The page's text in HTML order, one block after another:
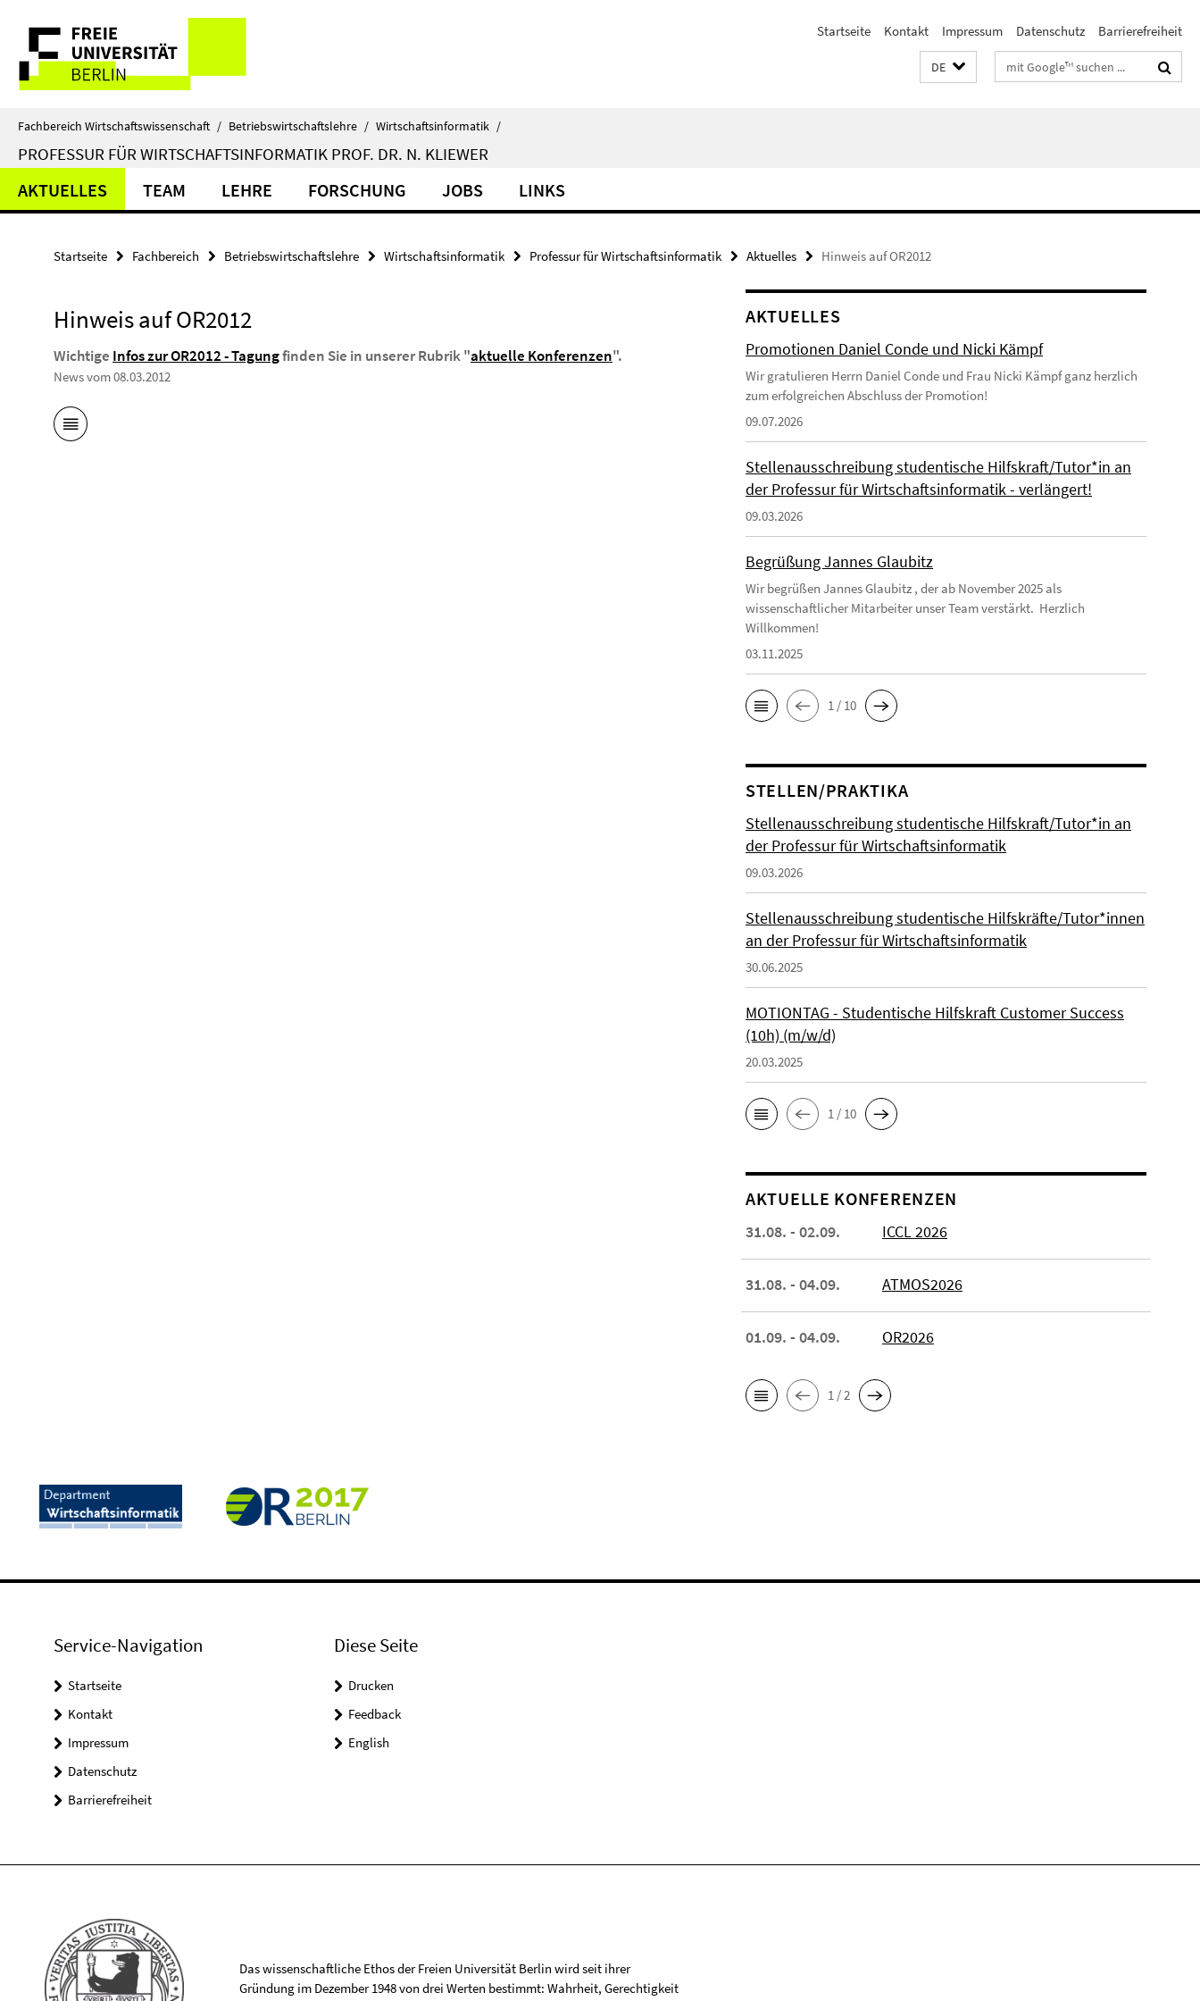
direkt
Inhalt
Service-
Navigation
Startseite Kontakt Impressum Datenschutz Barrierefreiheit
DE Suchbegriffe
Fachbereich Wirtschaftswissenschaft / Betriebswirtschaftslehre / Wirtschaftsinformatik /
PROFESSUR FÜR WIRTSCHAFTSINFORMATIK PROF. DR. N. KLIEWER
AKTUELLES TEAM LEHRE FORSCHUNG JOBS LINKS
Startseite Fachbereich Betriebswirtschaftslehre Wirtschaftsinformatik Professur für Wirtschaftsinformatik Aktuelles Hinweis auf OR2012
Hinweis auf OR2012
Wichtige Infos zur OR2012 - Tagungfinden Sie in unserer Rubrik "aktuelle Konferenzen".
News vom 08.03.2012
AKTUELLES
Promotionen Daniel Conde und Nicki Kämpf
Wir gratulieren Herrn Daniel Conde und Frau Nicki Kämpf ganz herzlich
zum erfolgreichen Abschluss der Promotion!
09.07.2026
Stellenausschreibung studentische Hilfskraft/Tutor*in an
der Professur für Wirtschaftsinformatik - verlängert!
09.03.2026
Begrüßung Jannes Glaubitz
Wir begrüßen Jannes Glaubitz , der ab November 2025 als
wissenschaftlicher Mitarbeiter unser Team verstärkt. Herzlich
Willkommen!
03.11.2025
1 / 10
STELLEN/PRAKTIKA
Stellenausschreibung studentische Hilfskraft/Tutor*in an
der Professur für Wirtschaftsinformatik
09.03.2026
Stellenausschreibung studentische Hilfskräfte/Tutor*innen
an der Professur für Wirtschaftsinformatik
30.06.2025
MOTIONTAG - Studentische Hilfskraft Customer Success
(10h) (m/w/d)
20.03.2025
1 / 10
AKTUELLE KONFERENZEN
31.08. - 02.09. ICCL 2026
31.08. - 04.09. ATMOS2026
01.09. - 04.09. OR2026
1 / 2
Service-Navigation
Startseite
Kontakt
Impressum
Datenschutz
Barrierefreiheit
Diese Seite
Drucken
Feedback
English
Das wissenschaftliche Ethos der Freien Universität Berlin wird seit ihrer
Gründung im Dezember 1948 von drei Werten bestimmt: Wahrheit, Gerechtigkeit